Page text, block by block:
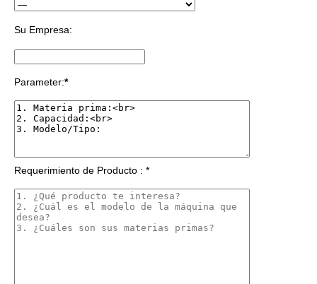
Su Empresa:
Parameter:*
Requerimiento de Producto : *